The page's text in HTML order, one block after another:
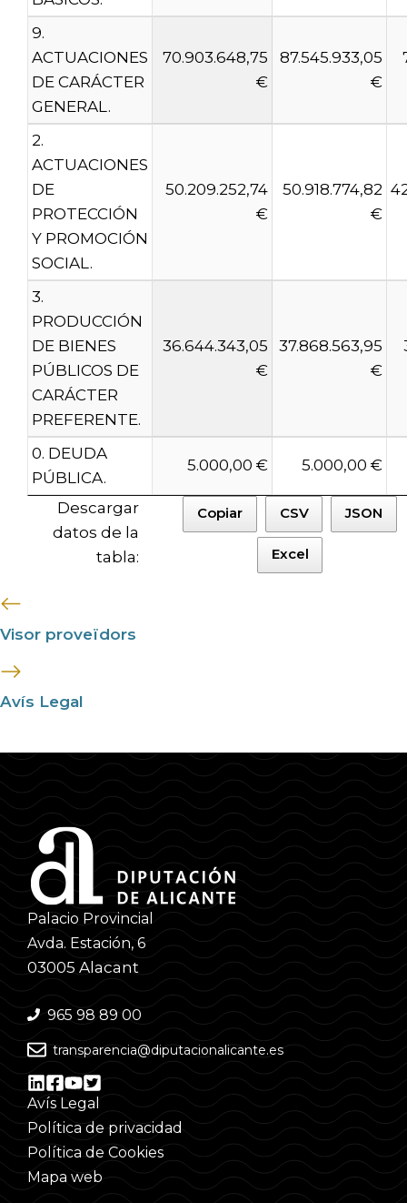
9.
ACTUACIONES
DE CARÁCTER
GENERAL.
70.903.648,75
€
87.545.933,05
€
2.
ACTUACIONES
DE
PROTECCIÓN
Y PROMOCIÓN
SOCIAL.
50.209.252,74
€
50.918.774,82
€
3.
PRODUCCIÓN
DE BIENES
PÚBLICOS DE
CARÁCTER
PREFERENTE.
36.644.343,05
€
37.868.563,95
€
0. DEUDA
PÚBLICA.
5.000,00 € 5.000,00 €
Descargar
datos de la
tabla:
Copiar CSV JSON
Excel
Visor proveïdors
Avís Legal
Palacio Provincial
Avda. Estación, 6
03005 Alacant
965 98 89 00
transparencia@diputacionalicante.es
Avís Legal
Política de privacidad
Política de Cookies
Mapa web